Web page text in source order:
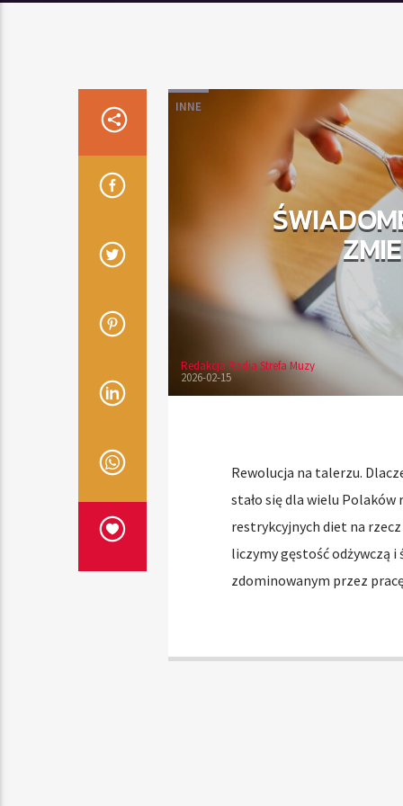
INNE
Redakcja Radia Strefa Muzy
2026-02-15
Rewolucja na talerzu.
stało się dla wielu Polaków
restrykcyjnych diet na
liczymy gęstość odżywczą i
zdominowanym przez